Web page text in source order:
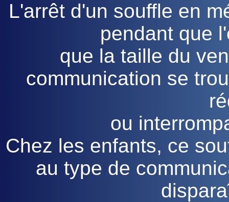
L'arrêt d'un souffle en
pendant que
que la taille du
communication se
ou
Chez les enfants, ce
au type de